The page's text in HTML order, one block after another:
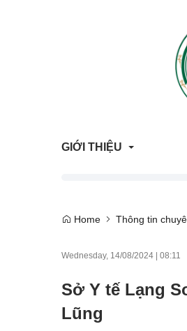
GIỚI THIỆU
Lịch sử hình thành
Home Thông tin
Wednesday, 14/08/2024 | 08:11
Sở Y tế Lạng
Lũng